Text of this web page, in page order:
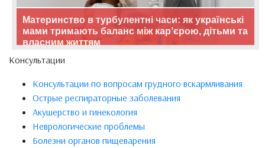
Материнство в турбулентні часи: як українські
мами тримають баланс між кар’єрою, дітьми та
власним життям
Консультации
Консультации по вопросам грудного вскармливания
Острые респираторные заболевания
Акушерство и гинекология
Неврологические проблемы
Болезни органов пищеварения